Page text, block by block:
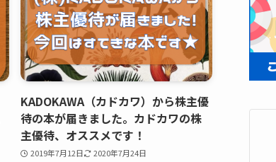
KADOKAWA（カドカワ）から株主優
待の本が届きました。カドカワの株
主優待、オススメです！
2019年7月12日 2020年7月24日